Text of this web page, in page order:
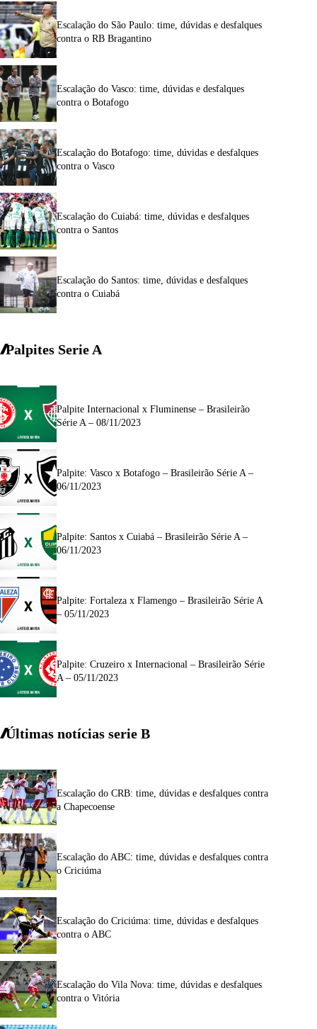
Escalação do São Paulo: time, dúvidas e desfalques
contra o RB Bragantino
Escalação do Vasco: time, dúvidas e desfalques
contra o Botafogo
Escalação do Botafogo: time, dúvidas e desfalques
contra o Vasco
Escalação do Cuiabá: time, dúvidas e desfalques
contra o Santos
Escalação do Santos: time, dúvidas e desfalques
contra o Cuiabá
Palpites Serie A
Palpite Internacional x Fluminense – Brasileirão
Série A – 08/11/2023
Palpite: Vasco x Botafogo – Brasileirão Série A –
06/11/2023
Palpite: Santos x Cuiabá – Brasileirão Série A –
06/11/2023
Palpite: Fortaleza x Flamengo – Brasileirão Série A
– 05/11/2023
Palpite: Cruzeiro x Internacional – Brasileirão Série
A – 05/11/2023
Últimas notícias serie B
Escalação do CRB: time, dúvidas e desfalques contra
a Chapecoense
Escalação do ABC: time, dúvidas e desfalques contra
o Criciúma
Escalação do Criciúma: time, dúvidas e desfalques
contra o ABC
Escalação do Vila Nova: time, dúvidas e desfalques
contra o Vitória